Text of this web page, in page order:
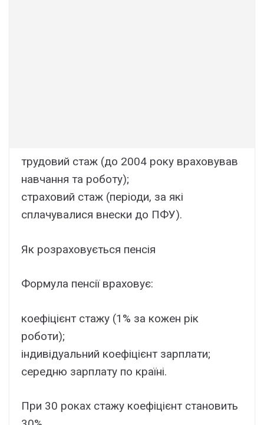
трудовий стаж (до 2004 року враховував
навчання та роботу);
страховий стаж (періоди, за які
сплачувалися внески до ПФУ).
Як розраховується пенсія
Формула пенсії враховує:
коефіцієнт стажу (1% за кожен рік
роботи);
індивідуальний коефіцієнт зарплати;
середню зарплату по країні.
При 30 роках стажу коефіцієнт становить